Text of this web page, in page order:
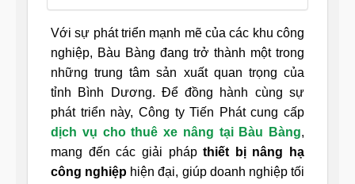
Với sự phát triển mạnh mẽ của các khu công
nghiệp, Bàu Bàng đang trở thành một trong
những trung tâm sản xuất quan trọng của
tỉnh Bình Dương. Để đồng hành cùng sự
phát triển này, Công ty Tiến Phát cung cấp
dịch vụ cho thuê xe nâng tại Bàu Bàng,
mang đến các giải phápthiết bị nâng hạ
công nghiệp hiện đại, giúp doanh nghiệp tối